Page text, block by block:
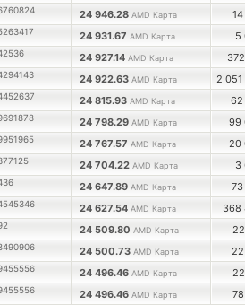
24 946.28 AMD Карта
24 931.67 AMD Карта 5
24 927.14 AMD Карта
24 922.63 AMD Карта 2
24 815.93 AMD Карта 62
24 798.29 AMD Карта 99
24 767.57 AMD Карта 20
24 704.22 AMD Карта 3
24 647.89 AMD Карта
24 627.54 AMD Карта 368
24 509.80 AMD Карта
24 500.73 AMD Карта
24 496.46 AMD Карта
24 496.46 AMD Карта